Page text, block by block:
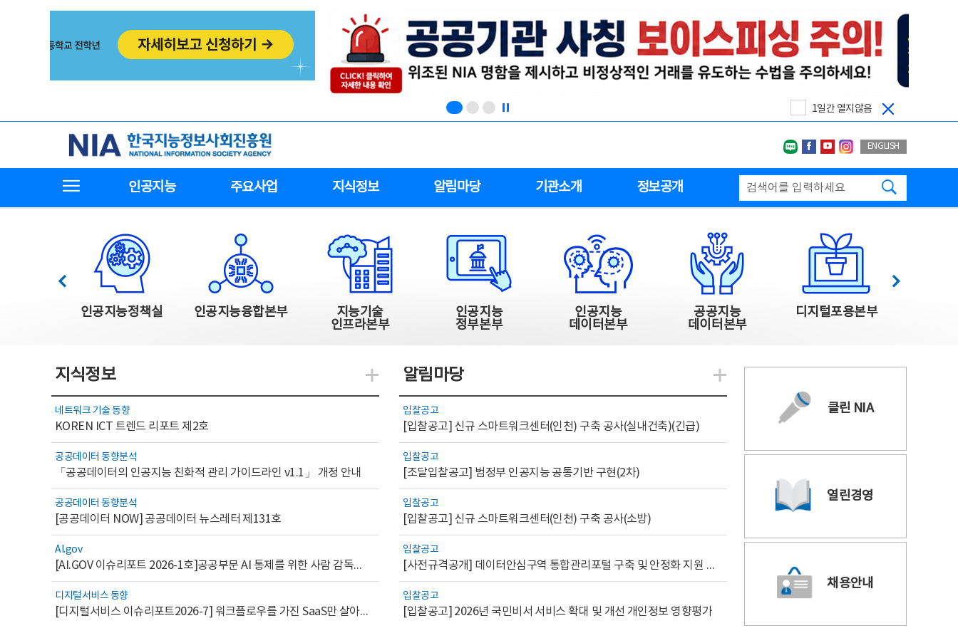
1일간 열지않음
한국지능정보사회진흥원
네이버블로그
페이스북
유투브인스타그랩
ENGLISH
인공지능 주요사업 지식정보 알림마당 기관소개 정보공개
한국지능정보사회진흥원 주요사업
인공지능정책실 인공지능융합본부
지능기술
인프라본부
인공지능
정부본부
인공지능
데이터본부
공공지능
데이터본부
디지털포용본부
이전 다음
지식정보
네트워크 기술 동향
KOREN ICT 트렌드 리포트 제2호
공공데이터 동향분석
「공공데이터의 인공지능 친화적 관리 가이드라인 v1.1」 개정 안내
공공데이터 동향분석
[공공데이터 NOW] 공공데이터 뉴스레터 제131호
AI.gov
[AI.GOV 이슈리포트 2026-1호]공공부문 AI 통제를 위한 사람 감독의 해외 사례 분석 및 시사점
디지털서비스 동향
[디지털서비스 이슈리포트2026-7] 워크플로우를 가진 SaaS만 살아남는다
지식관련 더보기
알림마당
입찰공고
[입찰공고] 신규 스마트워크센터(인천) 구축 공사(실내건축)(긴급)
입찰공고
[조달입찰공고] 범정부 인공지능 공통기반 구현(2차)
입찰공고
[입찰공고] 신규 스마트워크센터(인천) 구축 공사(소방)
입찰공고
[사전규격공개] 데이터안심구역 통합관리포털 구축 및 안정화 지원 사업 위탁감리
입찰공고
[입찰공고] 2026년 국민비서 서비스 확대 및 개선 개인정보 영향평가
알림관련 더보기
클린 NIA
열린경영
채용안내